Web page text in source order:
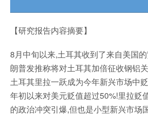
【研究报告内容摘要】
8月中旬以来,土耳其收到了来自美国的
朗普发推称将对土耳其加倍征收钢铝
土耳其里拉一跃成为今年新兴市场中
年初以来对美元贬值超过50%!里拉贬
的政治冲突引爆,但也是小型新兴市场